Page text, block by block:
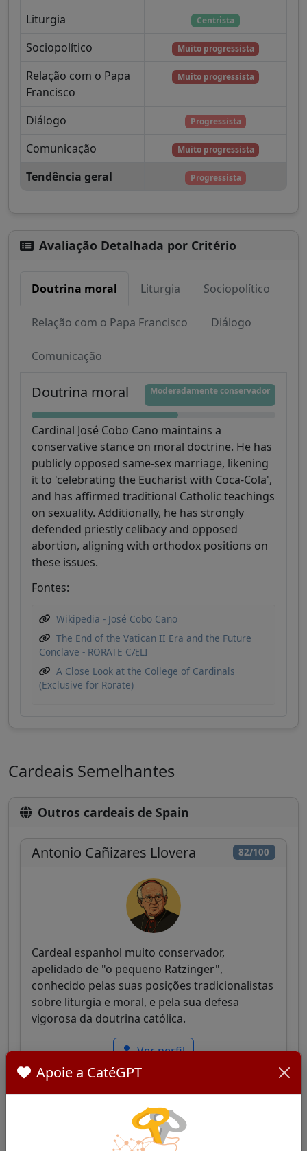
Liturgia Centrista
Sociopolítico Muito progressista
Relação com o Papa
Francisco
Muito progressista
Diálogo Progressista
Comunicação Muito progressista
Tendência geral Progressista
Avaliação Detalhada por Critério
Doutrina moral Liturgia Sociopolítico
Relação com o Papa Francisco Diálogo
Comunicação
Doutrina moral Moderadamente conservador
Cardinal José Cobo Cano maintains a
conservative stance on moral doctrine. He has
publicly opposed same-sex marriage, likening
it to 'celebrating the Eucharist with Coca-Cola',
and has affirmed traditional Catholic teachings
on sexuality. Additionally, he has strongly
defended priestly celibacy and opposed
abortion, aligning with orthodox positions on
these issues.
Fontes:
Wikipedia - José Cobo Cano
The End of the Vatican II Era and the Future
Conclave - RORATE CÆLI
A Close Look at the College of Cardinals
(Exclusive for Rorate)
Cardeais Semelhantes
Outros cardeais de Spain
82/100
Antonio Cañizares Llovera
Cardeal espanhol muito conservador,
apelidado de "o pequeno Ratzinger",
conhecido pelas suas posições tradicionalistas
sobre liturgia e moral, e pela sua defesa
vigorosa da doutrina católica.
Ver perfil
Carlos Osoro Sierra
Apoie a CatéGPT